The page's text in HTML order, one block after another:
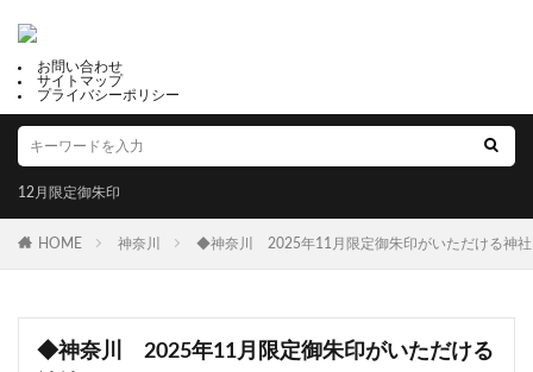
お問い合わせ
サイトマップ
プライバシーポリシー
12月限定御朱印
HOME 神奈川 ◆神奈川 2025年11月限定御朱印がいただける神社
◆神奈川 2025年11月限定御朱印がいただける